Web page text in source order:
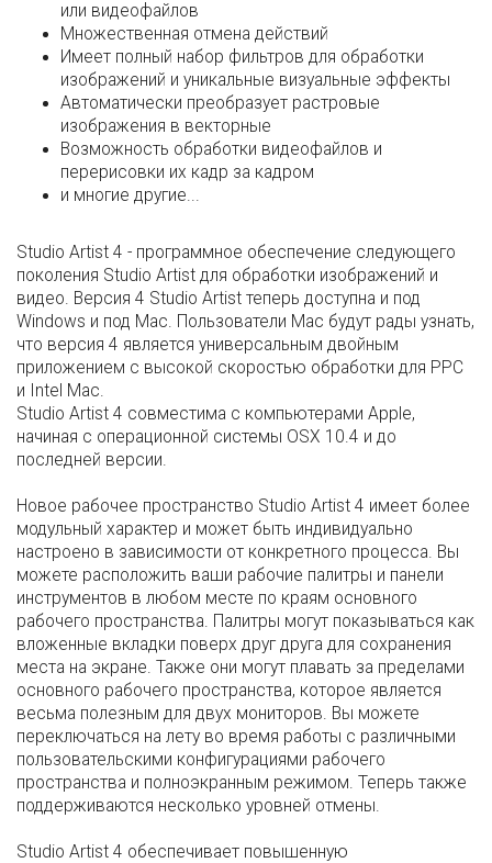
или видеофайлов
Множественная отмена действий
Имеет полный набор фильтров для обработки
изображений и уникальные визуальные эффекты
Автоматически преобразует растровые
изображения в векторные
Возможность обработки видеофайлов и
перерисовки их кадр за кадром
и многие другие...
Studio Artist 4 - программное обеспечение следующего
поколения Studio Artist для обработки изображений и
видео. Версия 4 Studio Artist теперь доступна и под
Windows и под Mac. Пользователи Mac будут рады узнать,
что версия 4 является универсальным двойным
приложением с высокой скоростью обработки для PPC
и Intel Mac.
Studio Artist 4 совместима с компьютерами Apple,
начиная с операционной системы OSX 10.4 и до
последней версии.
Новое рабочее пространство Studio Artist 4 имеет более
модульный характер и может быть индивидуально
настроено в зависимости от конкретного процесса. Вы
можете расположить ваши рабочие палитры и панели
инструментов в любом месте по краям основного
рабочего пространства. Палитры могут показываться как
вложенные вкладки поверх друг друга для сохранения
места на экране. Также они могут плавать за пределами
основного рабочего пространства, которое является
весьма полезным для двух мониторов. Вы можете
переключаться на лету во время работы с различными
пользовательскими конфигурациями рабочего
пространства и полноэкранным режимом. Теперь также
поддерживаются несколько уровней отмены.
Studio Artist 4 обеспечивает повышенную